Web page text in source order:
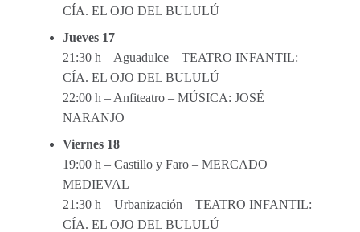
CÍA. EL OJO DEL BULULÚ
Jueves 17
21:30 h – Aguadulce – TEATRO INFANTIL:
CÍA. EL OJO DEL BULULÚ
22:00 h – Anfiteatro – MÚSICA: JOSÉ
NARANJO
Viernes 18
19:00 h – Castillo y Faro – MERCADO
MEDIEVAL
21:30 h – Urbanización – TEATRO INFANTIL:
CÍA. EL OJO DEL BULULÚ